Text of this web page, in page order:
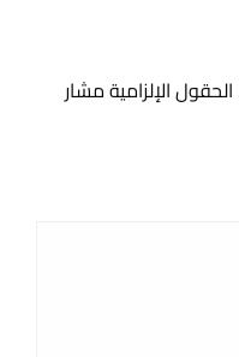
الحقول الإلزامية مشار